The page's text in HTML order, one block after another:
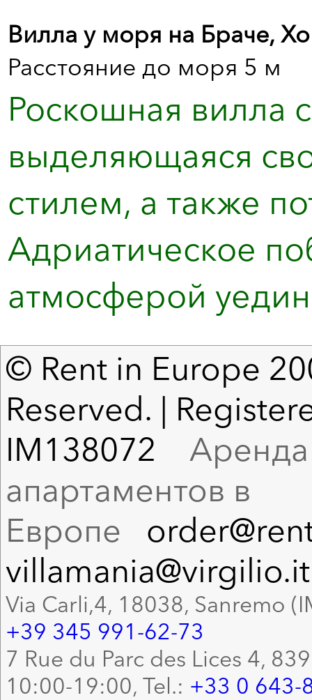
Вилла у моря на Браче,
Расстояние до моря 5 м
Роскошная вилла
выделяющаяся
стилем, а также
Адриатическое
атмосферой
© Rent in Europe
Reserved. |
IM138072 Аренда
апартаментов в
Европе
villamania@virgilio.it
Via Carli,4, 18038, Sanremo
+39 345 991-62-73
7 Rue du Parc des Lices 4,
10:00-19:00, Tel.: +33 0 643-